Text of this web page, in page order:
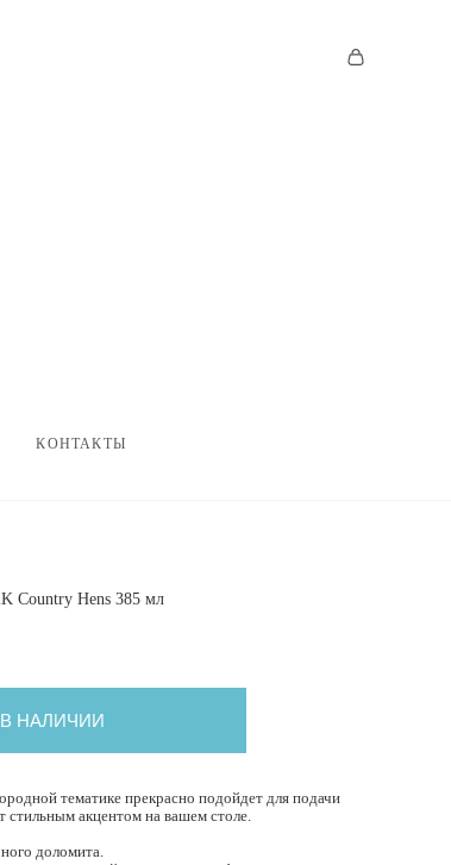
КОНТАКТЫ
Country Hens 385 мл
НАЛИЧИИ
тематике прекрасно подойдет для подачи
стильным акцентом на вашем столе.
доломита.